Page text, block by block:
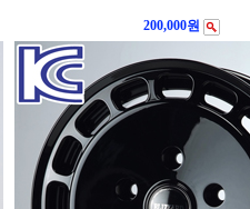
200,000원